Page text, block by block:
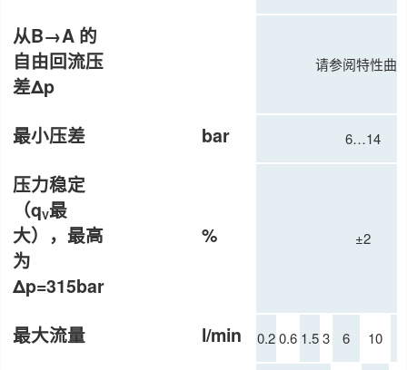
从B→A 的
自由回流压
差Δp
请参阅特性曲
最小压差 bar 6…14
压力稳定
（qV最
大），最高
为
Δp=315bar
% ±2
最大流量 l/min 0.20.6 1.53 6 10